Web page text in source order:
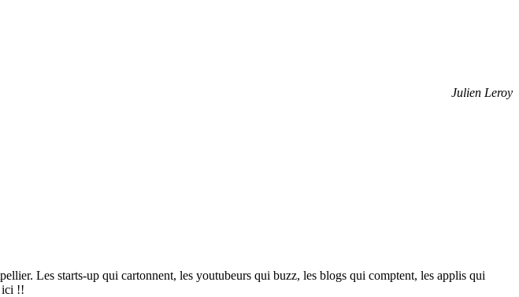
Julien Leroy
Les starts-up qui cartonnent, les youtubeurs qui buzz, les blogs qui comptent, les applis qui
ici !!